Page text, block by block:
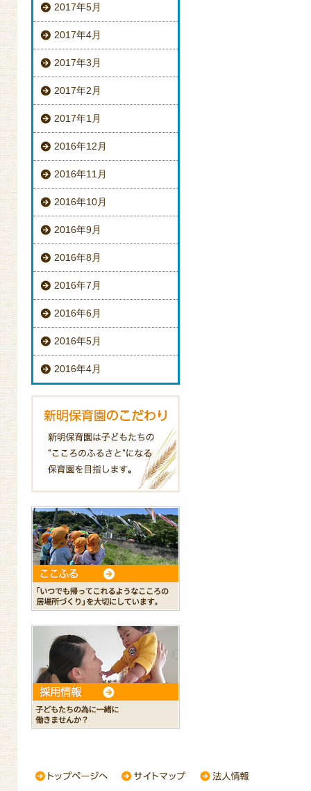
2017年5月
2017年4月
2017年3月
2017年2月
2017年1月
2016年12月
2016年11月
2016年10月
2016年9月
2016年8月
2016年7月
2016年6月
2016年5月
2016年4月